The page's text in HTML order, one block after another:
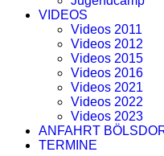
VIDEOS
Videos 2011
Videos 2012
Videos 2015
Videos 2016
Videos 2021
Videos 2022
Videos 2023
ANFAHRT
TERMINE